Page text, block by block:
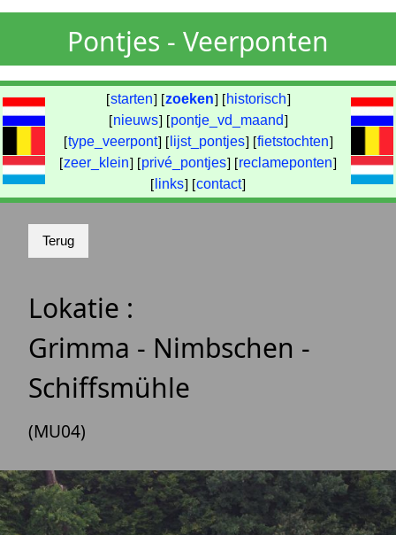
Pontjes - Veerponten
[starten] [zoeken] [ historisch]
[nieuws] [pontje_vd_maand]
[type_veerpont] [ lijst_pontjes] [fietstochten]
[zeer_klein] [privé_pontjes] [reclameponten]
[ links] [contact]
Lokatie :
Grimma - Nimbschen -
Schiffsmühle
(MU04)